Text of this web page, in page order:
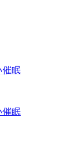
催眠
催眠